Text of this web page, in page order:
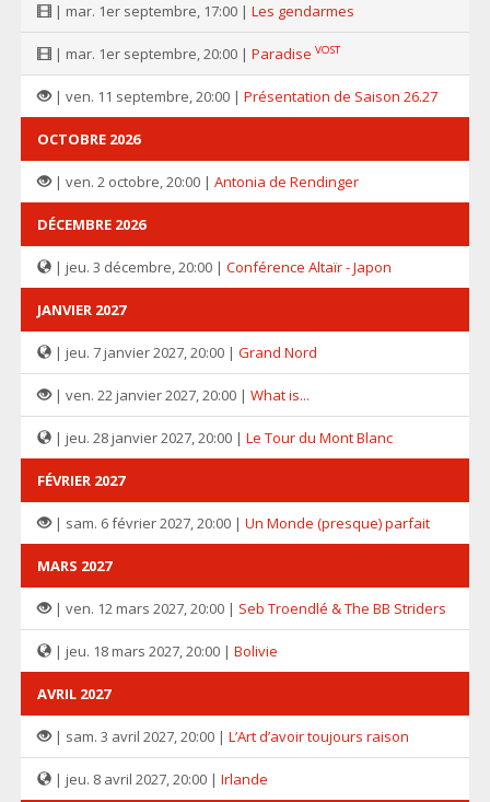
| mar. 1er septembre, 17:00 | Les gendarmes
| mar. 1er septembre, 20:00 | Paradise VOST
| ven. 11 septembre, 20:00 | Présentation de Saison 26.27
OCTOBRE 2026
| ven. 2 octobre, 20:00 | Antonia de Rendinger
DÉCEMBRE 2026
| jeu. 3 décembre, 20:00 | Conférence Altaïr - Japon
JANVIER 2027
| jeu. 7 janvier 2027, 20:00 | Grand Nord
| ven. 22 janvier 2027, 20:00 | What is...
| jeu. 28 janvier 2027, 20:00 | Le Tour du Mont Blanc
FÉVRIER 2027
| sam. 6 février 2027, 20:00 | Un Monde (presque) parfait
MARS 2027
| ven. 12 mars 2027, 20:00 | Seb Troendlé & The BB Striders
| jeu. 18 mars 2027, 20:00 | Bolivie
AVRIL 2027
| sam. 3 avril 2027, 20:00 | L’Art d’avoir toujours raison
| jeu. 8 avril 2027, 20:00 | Irlande